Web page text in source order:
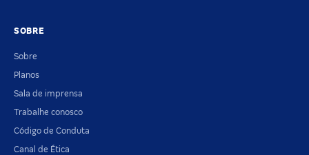
SOBRE
Sobre
Planos
Sala de imprensa
Trabalhe conosco
Código de Conduta
Canal de Ética